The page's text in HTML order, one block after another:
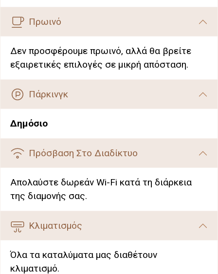
Πρωινό
Δεν προσφέρουμε πρωινό, αλλά θα βρείτε
εξαιρετικές επιλογές σε μικρή απόσταση.
Πάρκινγκ
Δημόσιο
Πρόσβαση Στο Διαδίκτυο
Απολαύστε δωρεάν Wi-Fi κατά τη διάρκεια
της διαμονής σας.
Κλιματισμός
Όλα τα καταλύματα μας διαθέτουν
κλιματισμό.